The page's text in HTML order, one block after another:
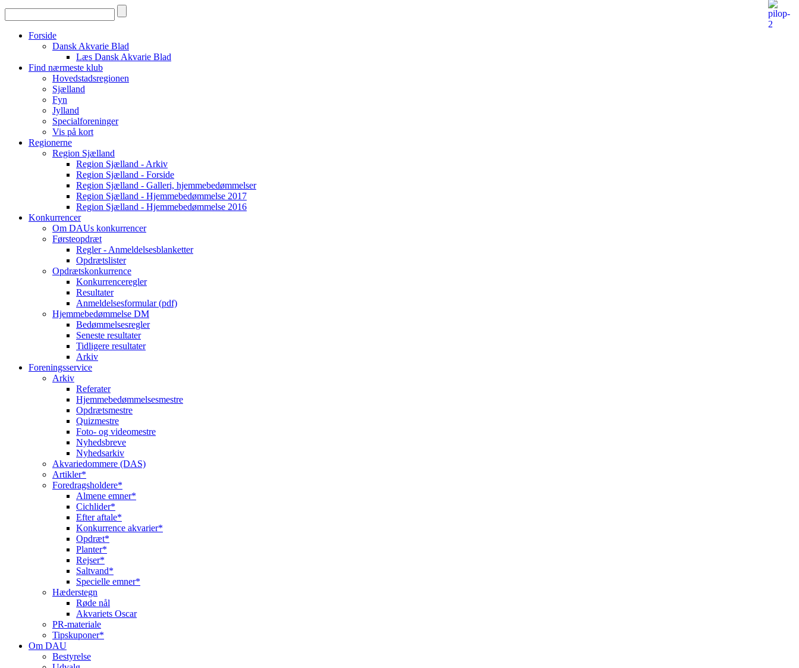
Forside
Dansk Akvarie Blad
Læs Dansk Akvarie Blad
Find nærmeste klub
Hovedstadsregionen
Sjælland
Fyn
Jylland
Specialforeninger
Vis på kort
Regionerne
Region Sjælland
Region Sjælland - Arkiv
Region Sjælland - Forside
Region Sjælland - Galleri, hjemmebedømmelser
Region Sjælland - Hjemmebedømmelse 2017
Region Sjælland - Hjemmebedømmelse 2016
Konkurrencer
Om DAUs konkurrencer
Førsteopdræt
Regler - Anmeldelsesblanketter
Opdrætslister
Opdrætskonkurrence
Konkurrenceregler
Resultater
Anmeldelsesformular (pdf)
Hjemmebedømmelse DM
Bedømmelsesregler
Seneste resultater
Tidligere resultater
Arkiv
Foreningsservice
Arkiv
Referater
Hjemmebedømmelsesmestre
Opdrætsmestre
Quizmestre
Foto- og videomestre
Nyhedsbreve
Nyhedsarkiv
Akvariedommere (DAS)
Artikler*
Foredragsholdere*
Almene emner*
Cichlider*
Efter aftale*
Konkurrence akvarier*
Opdræt*
Planter*
Rejser*
Saltvand*
Specielle emner*
Hæderstegn
Røde nål
Akvariets Oscar
PR-materiale
Tipskuponer*
Om DAU
Bestyrelse